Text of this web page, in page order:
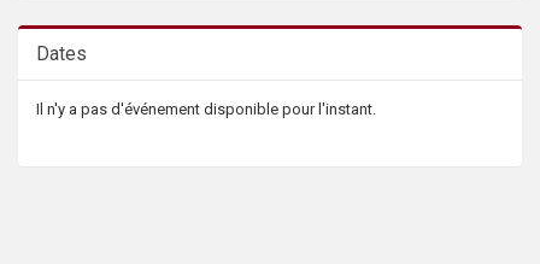
Dates
Il n'y a pas d'événement disponible pour l'instant.